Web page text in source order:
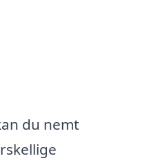
du nemt